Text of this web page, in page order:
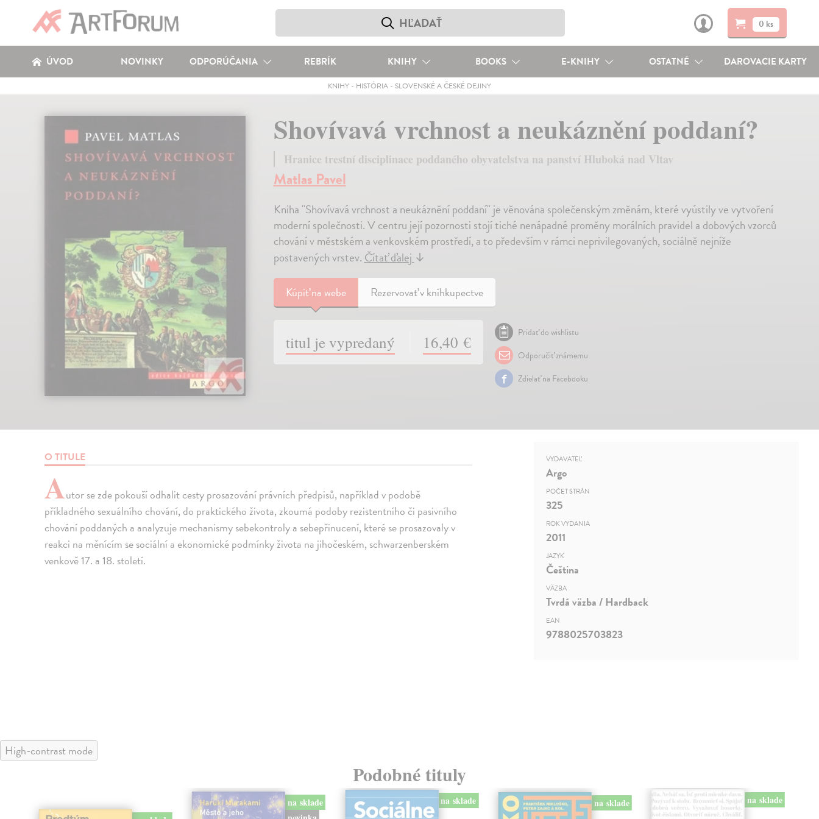
0 ks
ÚVOD NOVINKY ODPORÚČANIA REBRÍK KNIHY BOOKS E-KNIHY OSTATNÉ DAROVACIE KARTY
KNIHY- HISTÓRIA- SLOVENSKÉ A ČESKÉ DEJINY
Shovívavá vrchnost a neukáznění poddaní?
Hranice trestní disciplinace poddaného obyvatelstva na panství Hluboká nad Vltav
Matlas Pavel
Kniha "Shovívavá vrchnost a neukáznění poddaní" je věnována společenským změnám, které vyústily ve vytvoření
moderní společnosti. V centru její pozornosti stojí tiché nenápadné proměny morálních pravidel a dobových vzorců
chování v městském a venkovském prostředí, a to především v rámci neprivilegovaných, sociálně nejníže
postavených vrstev.Čítať ďalej↓
Kúpiťna webe Rezervovať v kníhkupectve
titul je vypredaný 16,40 €
Pridať do wishlistu
Odporučiť známemu
Zdielať na Facebooku
O TITULE
Autor se zde pokouší odhalit cesty prosazování právních předpisů, například v podobě
příkladného sexuálního chování, do praktického života, zkoumá podoby rezistentního či pasivního
chování poddaných a analyzuje mechanismy sebekontroly a sebepřinucení, které se prosazovaly v
reakci na měnícím se sociální a ekonomické podmínky života na jihočeském, schwarzenberském
venkově 17. a 18. století.
VYDAVATEĽ
Argo
POČET STRÁN
325
ROK VYDANIA
2011
JAZYK
Čeština
VÄZBA
Tvrdá väzba / Hardback
EAN
9788025703823
High-contrast mode
Podobné tituly
na sklade
na sklade na sklade na sklade